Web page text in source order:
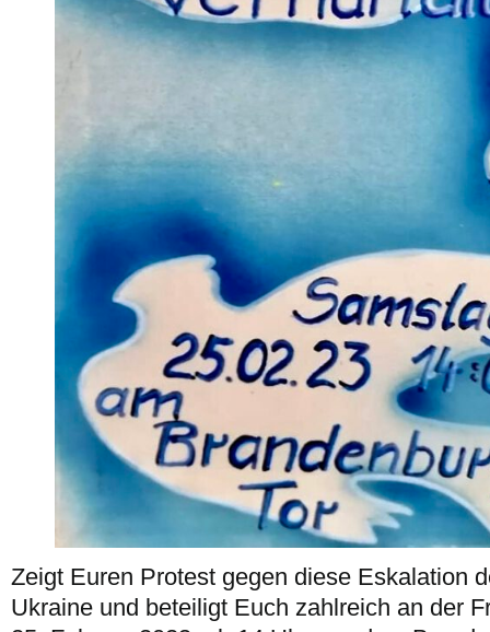
Zeigt Euren Protest gegen diese Eskalation
Ukraine und beteiligt Euch zahlreich an der